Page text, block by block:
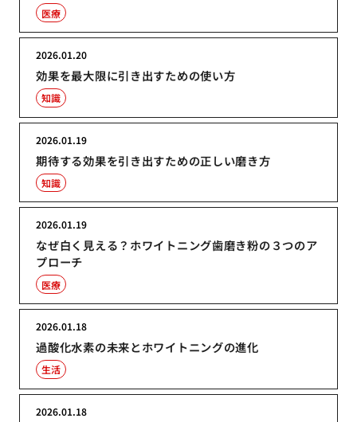
医療
効果を最大限に引き出すための使い方
2026.01.20
知識
期待する効果を引き出すための正しい磨き方
2026.01.19
知識
なぜ白く見える？ホワイトニング歯磨き粉の３つのア
プローチ
2026.01.19
医療
過酸化水素の未来とホワイトニングの進化
2026.01.18
生活
2026.01.18